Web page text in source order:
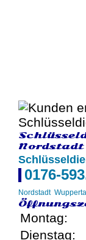
Nordstadt
0176-
Nordstadt Wuppertal
Montag:
Dienstag: